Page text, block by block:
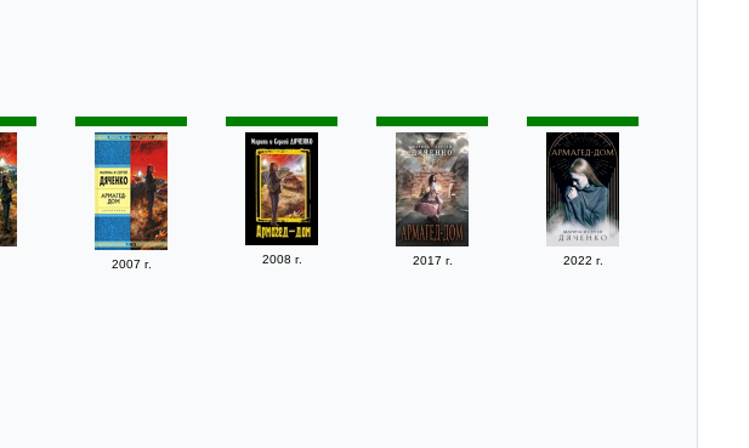
2007 г. 2008 г. 2017 г. 2022 г.